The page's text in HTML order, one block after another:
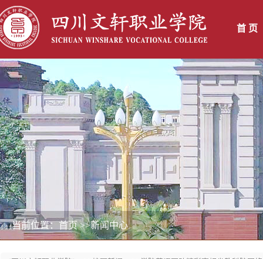
当前位置：首页>>新闻中心
首 页